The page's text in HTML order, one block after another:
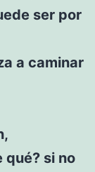
ser por
a caminar
si no